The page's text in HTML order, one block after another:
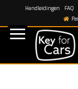
Handleidingen FAQ
Home/shop/